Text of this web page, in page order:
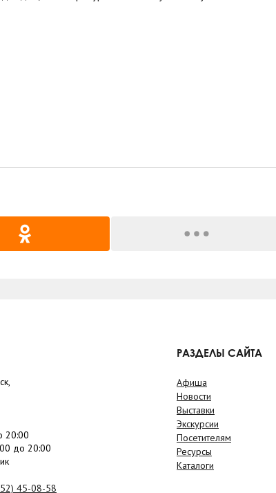
20:00
до 20:00
45-08-58
РАЗДЕЛЫ САЙТА
Афиша
Новости
Выставки
Экскурсии
Посетителям
Ресурсы
Каталоги